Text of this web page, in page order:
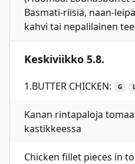
Basmati-riisiä, naan-
kahvi tai nepalilainen
Keskiviikko 5.8.
1.BUTTER CHICKEN: G
Kanan rintapaloja
kastikkeessa
Chicken fillet pieces in